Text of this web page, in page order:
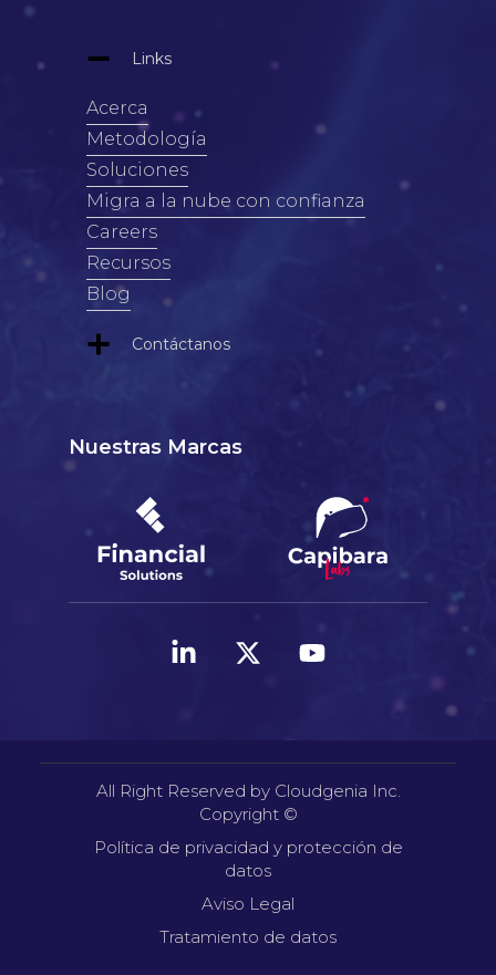
Links
Acerca
Metodología
Soluciones
Migra a la nube con confianza
Careers
Recursos
Blog
Contáctanos
Nuestras Marcas
All Right Reserved by Cloudgenia Inc.
Copyright ©
Política de privacidad y protección de
datos
Aviso Legal
Tratamiento de datos